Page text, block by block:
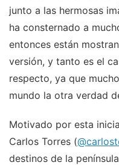
junto a las hermosas
ha consternado a
entonces están
versión, y tanto es el
respecto, ya que
mundo la otra verdad
Motivado por esta
Carlos Torres (
destinos de la